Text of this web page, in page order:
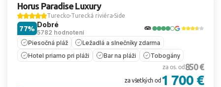
Horus Paradise Luxury
Turecko Turecká riviéra Side
Dobré
5782 hodnotení
77%
Piesočná pláž
Ležadlá a slnečníky zdarma
Hotel priamo pri pláži
Bar na pláži Tobogány
za os. od 850 €
za všetkých od 1 700 €